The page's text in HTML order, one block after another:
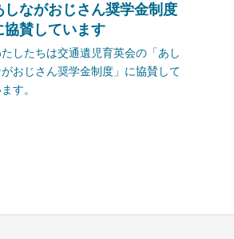
しながおじさん奨学金制度
協賛しています
たしたちは交通遺児育英会の「あし
がおじさん奨学金制度」に協賛して
す。